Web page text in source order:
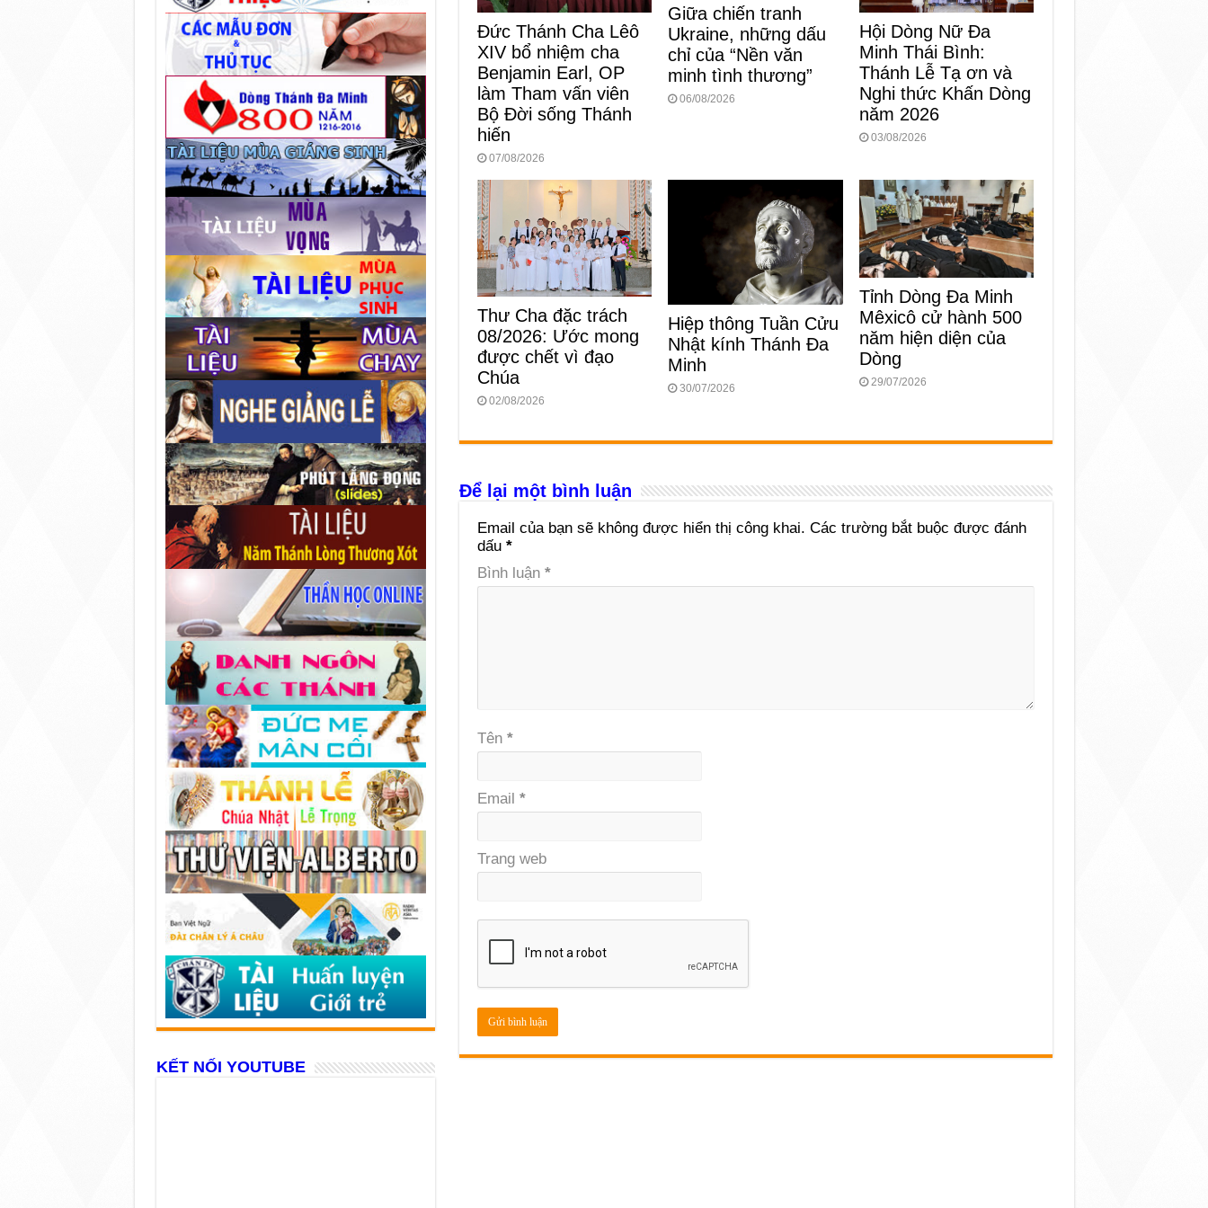
Đức Thánh Cha Lêô
XIV bổ nhiệm cha
Benjamin Earl, OP
làm Tham vấn viên
Bộ Đời sống Thánh
hiến
07/08/2026
Giữa chiến tranh
Ukraine, những dấu
chỉ của “Nền văn
minh tình thương”
06/08/2026
Hội Dòng Nữ Đa
Minh Thái Bình:
Thánh Lễ Tạ ơn và
Nghi thức Khấn Dòng
năm 2026
03/08/2026
Thư Cha đặc trách
08/2026: Ước mong
được chết vì đạo
Chúa
02/08/2026
Hiệp thông Tuần Cửu
Nhật kính Thánh Đa
Minh
30/07/2026
Tỉnh Dòng Đa Minh
Mêxicô cử hành 500
năm hiện diện của
Dòng
29/07/2026
Để lại một bình luận
Email của bạn sẽ không được hiển thị công khai. Các trường bắt buộc được đánh
dấu *
Bình luận *
Tên *
Email *
Trang web
KẾT NỐI YOUTUBE